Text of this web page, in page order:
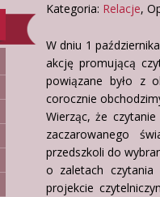
Kategoria: Relacje,
W dniu 1
akcję promującą
powiązane było z
corocznie
Wierząc, że
zaczarowanego
przedszkoli do
o zaletach czytania
projekcie